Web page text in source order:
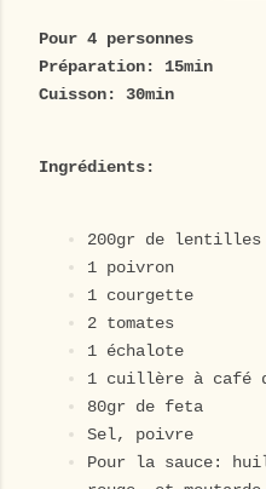
Pour 4 personnes
Préparation: 15min
Cuisson: 30min
Ingrédients:
200gr de lentilles
1 poivron
1 courgette
2 tomates
1 échalote
1 cuillère à café
80gr de feta
Sel, poivre
Pour la sauce: